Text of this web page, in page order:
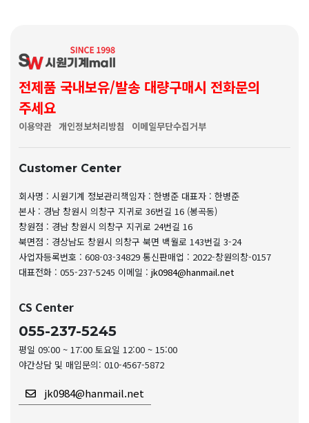
전제품 국내보유/발송 대량구매시 전화문의
주세요
이용약관 개인정보처리방침 이메일무단수집거부
Customer Center
회사명 : 시원기계 정보관리책임자 : 한병준 대표자 : 한병준
본사 : 경남 창원시 의창구 지귀로 36번길 16 (봉곡동)
창원점 : 경남 창원시 의창구 지귀로 24번길 16
북면점 : 경상남도 창원시 의창구 북면 백월로 143번길 3-24
사업자등록번호 : 608-03-34829 통신판매업 : 2022-창원의창-0157
대표전화 : 055-237-5245 이메일 : jk0984@hanmail.net
CS Center
055-237-5245
평일 09:00 ~ 17:00 토요일 12:00 ~ 15:00
야간상담 및 매입문의: 010-4567-5872
jk0984@hanmail.net